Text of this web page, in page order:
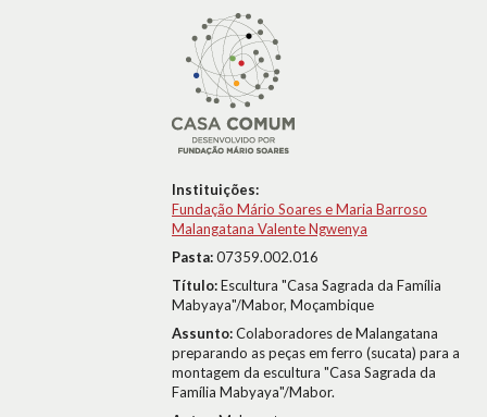
Instituições:
Fundação Mário Soares e Maria Barroso
Malangatana Valente Ngwenya
Pasta:07359.002.016
Título:Escultura "Casa Sagrada da Família
Mabyaya"/Mabor, Moçambique
Assunto:Colaboradores de Malangatana
preparando as peças em ferro (sucata) para a
montagem da escultura "Casa Sagrada da
Família Mabyaya"/Mabor.